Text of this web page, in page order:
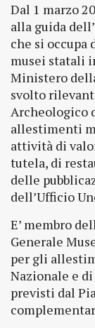
Dal 1 marzo
alla guida
che si occupa
musei statali
Ministero
svolto
Archeologico
allestimenti
attività di
tutela, di
delle
dell’Ufficio
E’ membro
Generale
per gli
Nazionale e
previsti dal